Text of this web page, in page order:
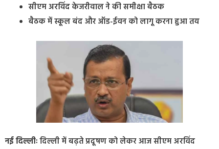
सीएम अरविंद केजरीवाल ने की समीक्षा बैठक
बैठक में स्कूल बंद और ऑड-ईवन को लागू करना हुआ तय
नई दिल्लीःदिल्ली में बढ़ते प्रदूषण को लेकर आज सीएम अरविंद